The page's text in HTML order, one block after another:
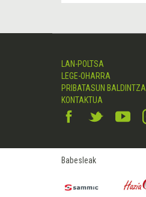
LAN-POLTSA
LEGE-OHARRA
PRIBATASUN
KONTAKTUA
Babesleak